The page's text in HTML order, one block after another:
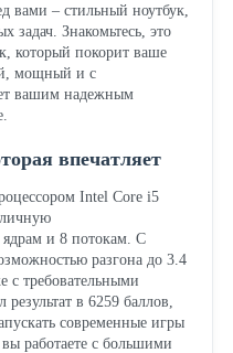
вами – стильный ноутбук,
Знакомьтесь, это
который покорит ваше
мощный и с
вашим надежным
впечатляет
Intel Core i5
ядрам и 8 потокам. С
разгона до 3.4
с требовательными
в 6259 баллов,
современные игры
работаете с большими